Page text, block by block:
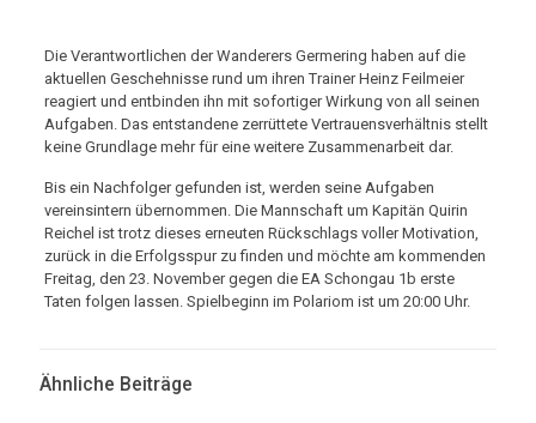
Die Verantwortlichen der Wanderers Germering haben auf die
aktuellen Geschehnisse rund um ihren Trainer Heinz Feilmeier
reagiert und entbinden ihn mit sofortiger Wirkung von all seinen
Aufgaben. Das entstandene zerrüttete Vertrauensverhältnis stellt
keine Grundlage mehr für eine weitere Zusammenarbeit dar.
Bis ein Nachfolger gefunden ist, werden seine Aufgaben
vereinsintern übernommen. Die Mannschaft um Kapitän Quirin
Reichel ist trotz dieses erneuten Rückschlags voller Motivation,
zurück in die Erfolgsspur zu finden und möchte am kommenden
Freitag, den 23. November gegen die EA Schongau 1b erste
Taten folgen lassen. Spielbeginn im Polariom ist um 20:00 Uhr.
Ähnliche Beiträge